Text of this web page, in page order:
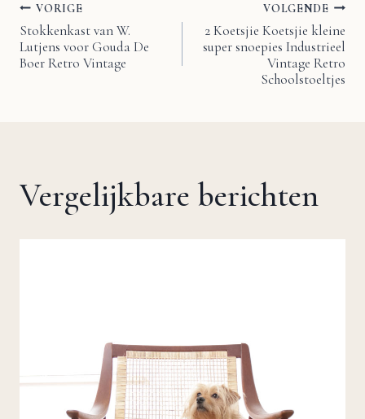
Bericht
navigatie
VORIGE
Stokkenkast van W.
Lutjens voor Gouda De
Boer Retro Vintage
VOLGENDE
2 Koetsjie Koetsjie kleine
super snoepies Industrieel
Vintage Retro
Schoolstoeltjes
Vergelijkbare berichten